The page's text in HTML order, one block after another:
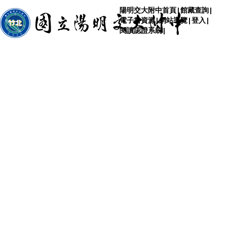
陽明交大附中首頁|館藏查詢|
電子書資源|網站導覽|登入 |
閱讀認證系統 |